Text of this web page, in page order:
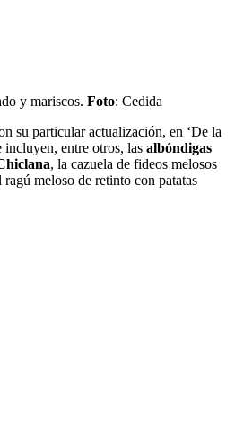
y mariscos. Foto: Cedida
su particular actualización, en ‘De la
incluyen, entre otros, las albóndigas
, la cazuela de fideos melosos
meloso de retinto con patatas